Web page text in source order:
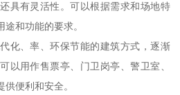
具有灵活性。可以根据需求和场地特
和功能的要求。
化、率、环保节能的建筑方式，逐渐
以用作售票亭、门卫岗亭、警卫室、
便利和安全。